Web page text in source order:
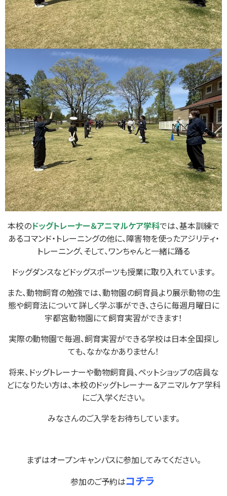
本校のドッグトレーナー＆アニマルケア学科では、基本訓練で
あるコマンド・トレーニングの他に、障害物を使ったアジリティ・
トレーニング、そして、ワンちゃんと一緒に踊る
ドッグダンスなどドッグスポーツも授業に取り入れています。
また、動物飼育の勉強では、動物園の飼育員より展示動物の生
態や飼育法について詳しく学ぶ事ができ、さらに毎週月曜日に
宇都宮動物園にて飼育実習ができます！
実際の動物園で毎週、飼育実習ができる学校は日本全国探し
ても、なかなかありません！
将来、ドッグトレーナーや動物飼育員、ペットショップの店員な
どになりたい方は、本校のドッグトレーナー＆アニマルケア学科
にご入学ください。
みなさんのご入学をお待ちしています。
まずはオープンキャンパスに参加してみてください。
参加のご予約はコチラ